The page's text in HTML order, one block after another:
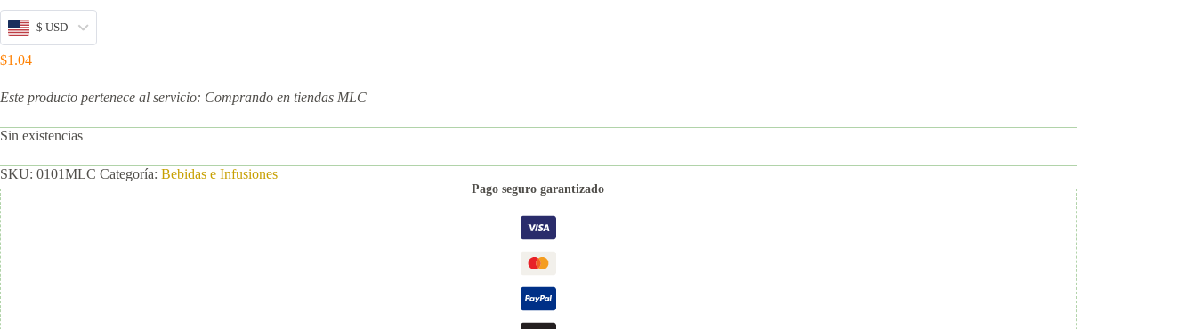
$ USD
$1.04
Este producto pertenece al servicio: Comprando en tiendas MLC
Sin existencias
SKU: 0101MLC Categoría: Bebidas e Infusiones
Pago seguro garantizado